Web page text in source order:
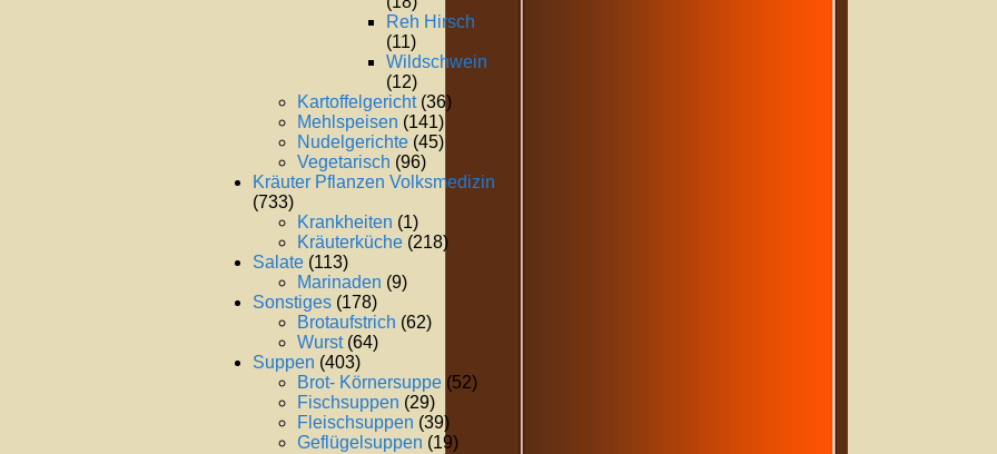
Reh Hirsch
(11)
Wildschwein
(12)
Kartoffelgericht(36)
Mehlspeisen (141)
Nudelgerichte (45)
Vegetarisch (96)
Kräuter Pflanzen Volksmedizin
(733)
Krankheiten (1)
Kräuterküche (218)
Salate (113)
Marinaden (9)
Sonstiges (178)
Brotaufstrich (62)
Wurst(64)
Suppen (403)
Brot- Körnersuppe (52)
Fischsuppen (29)
Fleischsuppen (39)
Geflügelsuppen (19)